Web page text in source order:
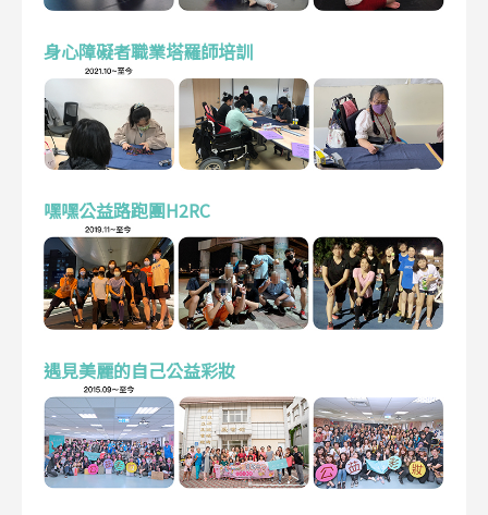
身心障礙者職業塔羅師培訓
嘿嘿公益路跑團H2RC
遇見美麗的自己公益彩妝